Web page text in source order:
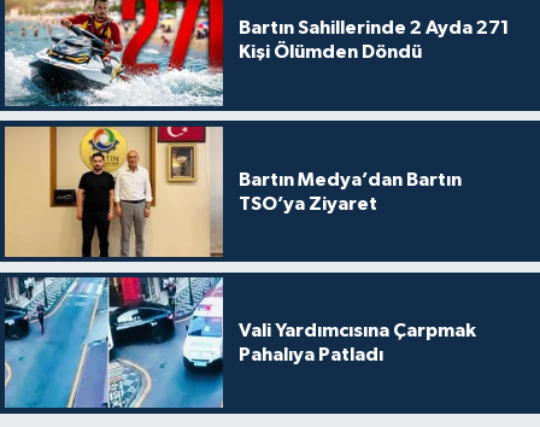
Bartın Sahillerinde 2 Ayda 271
Kişi Ölümden Döndü
Bartın Medya’dan Bartın
TSO’ya Ziyaret
Vali Yardımcısına Çarpmak
Pahalıya Patladı